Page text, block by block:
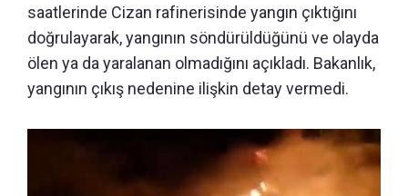
saatlerinde Cizan rafinerisinde yangın çıktığını
doğrulayarak, yangının söndürüldüğünü ve olayda
ölen ya da yaralanan olmadığını açıkladı. Bakanlık,
yangının çıkış nedenine ilişkin detay vermedi.